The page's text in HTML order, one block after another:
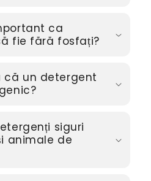
ca
fie fără fosfați?
că un detergent
siguri
animale de